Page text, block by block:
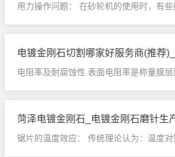
用力操作问题： 在砂轮机的使用时，有些
电阻率及耐腐蚀性 表面电阻率是称量膜层
菏泽电镀金刚石_电镀金刚石磨针生
锯片的温度效应： 传统理论认为：温度对